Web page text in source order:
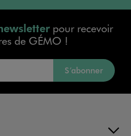
pour recevoir
de GÉMO !
S’abonner